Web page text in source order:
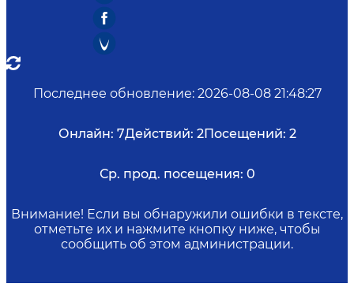
Последнее обновление: 2026-08-08 21:48:27
Онлайн: 7Действий: 2Посещений: 2
Ср. прод. посещения: 0
Внимание! Если вы обнаружили ошибки в тексте,
отметьте их и нажмите кнопку ниже, чтобы
сообщить об этом администрации.